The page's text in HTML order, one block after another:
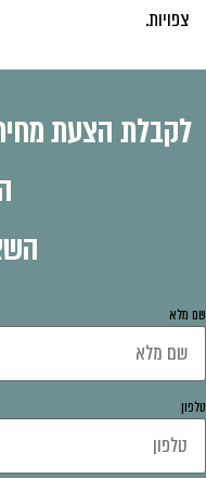
צפויות.
לקבלת הצעת
מלא